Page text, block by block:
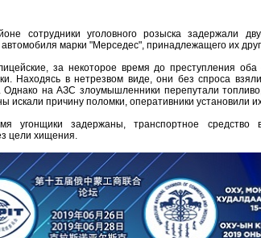
сотрудники уголовного розыска задержали
марки "Мерседес", принадлежащего их
за некоторое время до преступления
Находясь в нетрезвом виде, они без спроса
Однако на АЗС злоумышленники перепутали
искали причину поломки, оперативники установили
угонщики задержаны, транспортное средство
цели хищения.